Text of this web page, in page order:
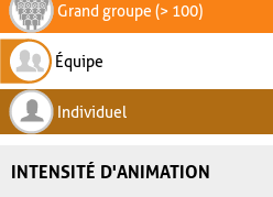
Grand groupe (> 100)
Équipe
Individuel
INTENSITÉ D'ANIMATION